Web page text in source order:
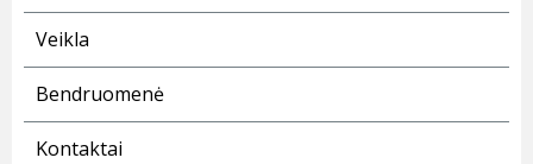
Veikla
Bendruomenė
Kontaktai